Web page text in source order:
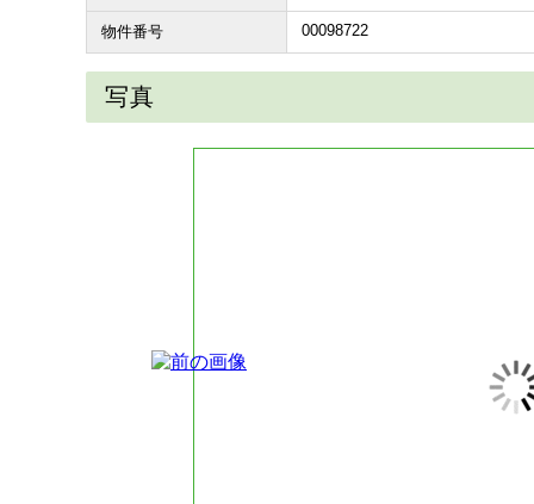
物件番号 00098722
写真